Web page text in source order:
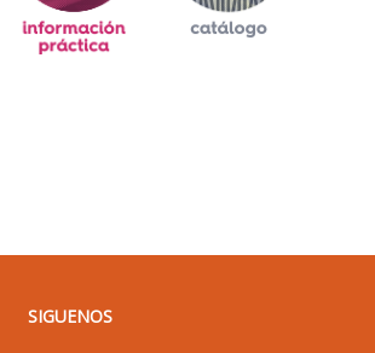
SIGUENOS